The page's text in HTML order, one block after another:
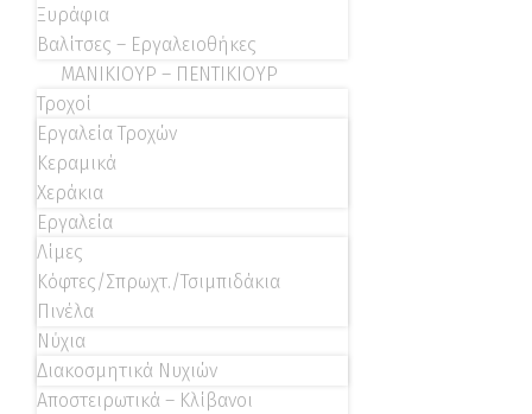
Ξυράφια
Βαλίτσες – Εργαλειοθήκες
ΜΑΝΙΚΙΟΥΡ – ΠΕΝΤΙΚΙΟΥΡ
Τροχοί
Εργαλεία Τροχών
Κεραμικά
Χεράκια
Εργαλεία
Λίμες
Κόφτες/Σπρωχτ./Τσιμπιδάκια
Πινέλα
Νύχια
Διακοσμητικά Νυχιών
Αποστειρωτικά – Κλίβανοι